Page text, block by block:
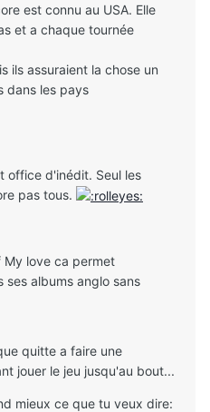
est connu au USA. Elle
et a chaque tournée
ils assuraient la chose un
dans les pays
office d'inédit. Seul les
pas tous.
My love ca permet
albums anglo sans
quitte a faire une
jouer le jeu jusqu'au bout...
mieux ce que tu veux dire: